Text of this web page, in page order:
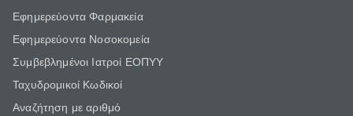
Εφημερεύοντα Φαρμακεία
Εφημερεύοντα Νοσοκομεία
Συμβεβλημένοι Ιατροί ΕΟΠΥΥ
Ταχυδρομικοί Κωδικοί
Αναζήτηση με αριθμό